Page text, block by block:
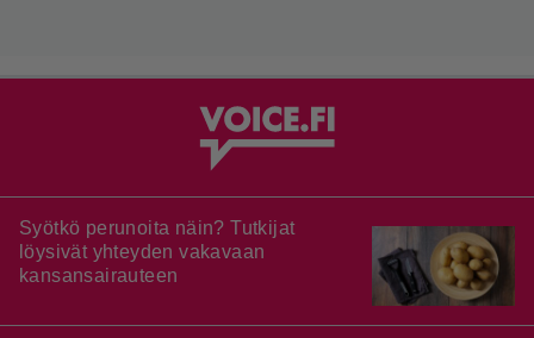
Syötkö perunoita näin? Tutkijat
löysivät yhteyden vakavaan
kansansairauteen